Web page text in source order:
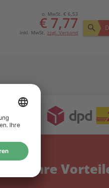
o. MwSt. € 6,53
€ 7,77
inkl. MwSt. zzgl. Versand
Ihre